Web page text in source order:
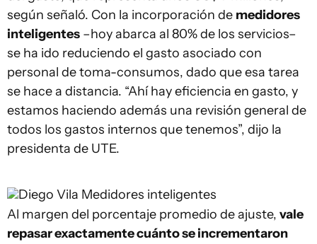
según señaló. Con la incorporación de medidores
inteligentes –hoy abarca al 80% de los servicios­­–
se ha ido reduciendo el gasto asociado con
personal de toma-consumos, dado que esa tarea
se hace a distancia. “Ahí hay eficiencia en gasto, y
estamos haciendo además una revisión general de
todos los gastos internos que tenemos”, dijo la
presidenta de UTE.
Diego Vila Medidores inteligentes
Al margen del porcentaje promedio de ajuste, vale
repasar exactamente cuánto se incrementaron